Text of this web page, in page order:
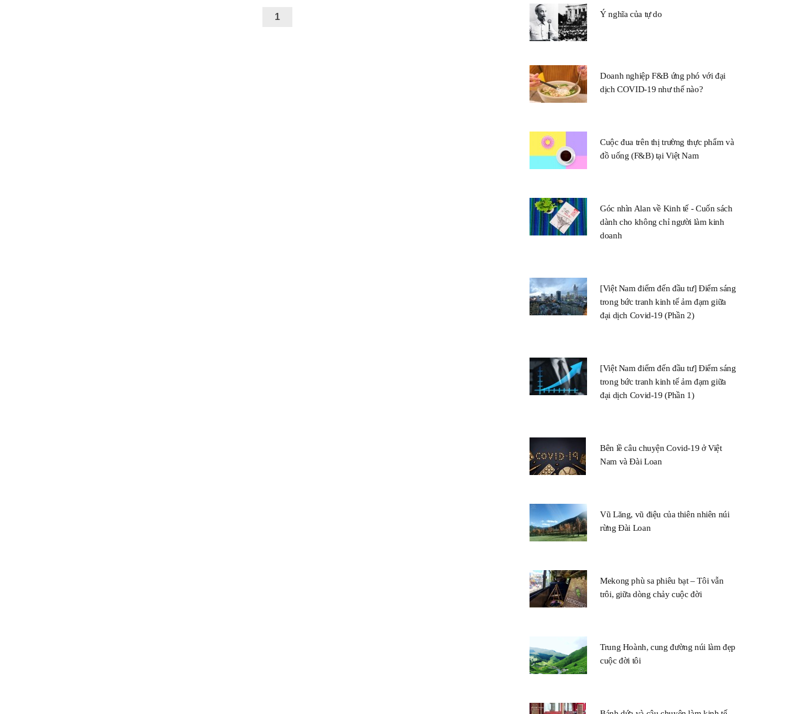
1 Ý nghĩa của tự do
Doanh nghiệp F&B ứng phó với đại
dịch COVID-19 như thế nào?
Cuộc đua trên thị trường thực phẩm và
đồ uống (F&B) tại Việt Nam
Góc nhìn Alan về Kinh tế - Cuốn sách
dành cho không chỉ người làm kinh
doanh
[Việt Nam điểm đến đầu tư] Điểm sáng
trong bức tranh kinh tế ảm đạm giữa
đại dịch Covid-19 (Phần 2)
[Việt Nam điểm đến đầu tư] Điểm sáng
trong bức tranh kinh tế ảm đạm giữa
đại dịch Covid-19 (Phần 1)
Bên lề câu chuyện Covid-19 ở Việt
Nam và Đài Loan
Vũ Lăng, vũ điệu của thiên nhiên núi
rừng Đài Loan
Mekong phù sa phiêu bạt – Tôi vẫn
trôi, giữa dòng chảy cuộc đời
Trung Hoành, cung đường núi làm đẹp
cuộc đời tôi